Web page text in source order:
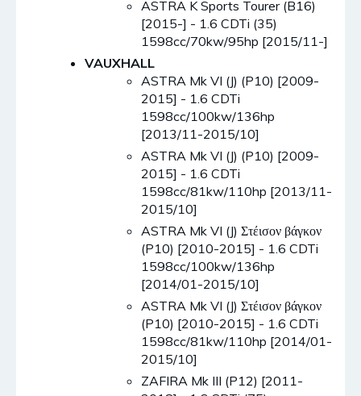
ASTRA K Sports Tourer (B16)
[2015-] - 1.6 CDTi (35)
1598cc/70kw/95hp [2015/11-]
VAUXHALL
ASTRA Mk VI (J) (P10) [2009-
2015] - 1.6 CDTi
1598cc/100kw/136hp
[2013/11-2015/10]
ASTRA Mk VI (J) (P10) [2009-
2015] - 1.6 CDTi
1598cc/81kw/110hp [2013/11-
2015/10]
ASTRA Mk VI (J) Στέισον βάγκον
(P10) [2010-2015] - 1.6 CDTi
1598cc/100kw/136hp
[2014/01-2015/10]
ASTRA Mk VI (J) Στέισον βάγκον
(P10) [2010-2015] - 1.6 CDTi
1598cc/81kw/110hp [2014/01-
2015/10]
ZAFIRA Mk III (P12) [2011-